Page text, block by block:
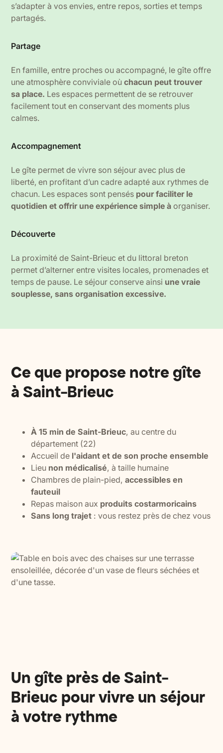
s’adapter à vos envies, entre repos, sorties et temps
partagés.
Partage
En famille, entre proches ou accompagné, le gîte offre
une atmosphère conviviale oùchacun peut trouver
sa place. Les espaces permettent de se retrouver
facilement tout en conservant des moments plus
calmes.
Accompagnement
Le gîte permet de vivre son séjour avec plus de
liberté, en profitant d’un cadre adapté aux rythmes de
chacun. Les espaces sont pensés pour faciliter le
quotidien et offrir une expérience simple àorganiser.
Découverte
La proximité de Saint-Brieuc et du littoral breton
permet d’alterner entre visites locales, promenades et
temps de pause. Le séjour conserve ainsi une vraie
souplesse, sans organisation excessive.
Ce que propose notre gîte
à Saint-Brieuc
À 15 min de Saint-Brieuc, au centre du
département (22)
Accueil de l'aidant et de son proche ensemble
Lieu non médicalisé, à taille humaine
Chambres de plain-pied,accessibles en
fauteuil
Repas maison aux produits costarmoricains
Sans long trajet : vous restez près de chez vous
Un gîte près de Saint-
Brieuc pour vivre un séjour
à votre rythme